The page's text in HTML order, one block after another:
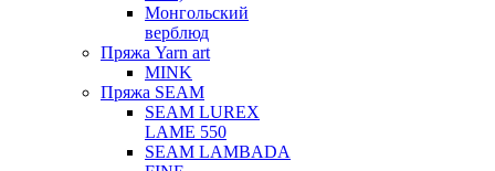
Монгольский
верблюд
Пряжа Yarn art
MINK
Пряжа SEAM
SEAM LUREX
LAME 550
SEAM LAMBADA